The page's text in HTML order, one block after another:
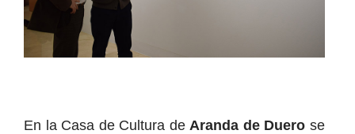
En la Casa de Cultura de Aranda de Duerose